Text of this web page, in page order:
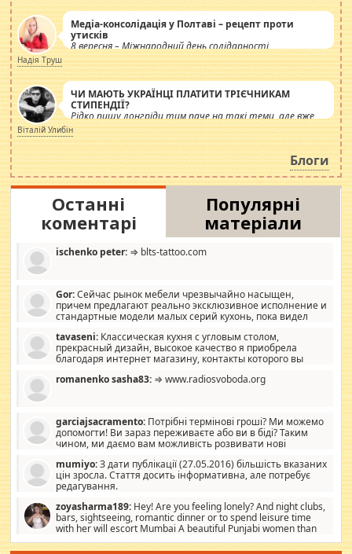
Медіа-консолідація у Полтаві – рецепт проти
утисків
8 вересня – Міжнародний день солідарності
журналістів.
Надія Труш
ЧИ МАЮТЬ УКРАЇНЦІ ПЛАТИТИ ТРІЄЧНИКАМ
СТИПЕНДІЇ?
Рідко пишу лонгріди тим паче на такі теми, але вже
просто дістало! Обурюють сьогоднішні інсенуації
навколо стипендіального питання. Штучно
роздувається ще одна соціальна катастрофа.
Віталій Улибін
Блоги
Останні
коментарі
Популярні
матеріали
ischenko peter: ⇒ blts-tattoo.com
Gor:Сейчас рынок мебели чрезвычайно насыщен,
причем предлагают реально эксклюзивное исполнение и
стандартные модели малых серий кухонь, пока видел
стандартные формы, в MebelOk, креативненько и что главное -
со вкусом все в порядке, без ненужных наворотов удорожающих
мебель, а это не последний фактор.
tavaseni: Классическая кухня с угловым столом,
прекрасный дизайн, высокое качество я приобрела
благодаря интернет магазину, контакты которого вы
romanenko sasha83: ⇒ www.radiosvoboda.org
garciajsacramento: Потрібні термінові гроші? Ми можемо
допомогти! Ви зараз переживаєте або ви в біді? Таким
чином, ми даємо вам можливість розвивати нові
допомагати людям, які намагаються дати їм шанс. Кожен
заслуговує на другий шанс, і, оскільки влада не зможе, вони
повинні приймати від інших. Для нас нема багато суми, і зрілість
витрат, а тільки узгоджених сум і нічого іншого. Не чекайте і не
коментуйте цей пост. Введіть суму, яку ви хочете подати, і ми
зв'яжемося з вами з усіма варіантами. зв'яжіться з нами
сьогодні на garciajsacramento@gmail.com Вам потрібні термінові
mumiyo:З дати публікації (27.05.2016) більшість вказаних
цін зросла. Стаття досить інформативна, але потребує
редагування.
zoyasharma189: Hey! Are you feeling lonely? And night clubs,
bars, sightseeing, romantic dinner or to spend leisure time
with her will escort Mumbai A beautiful Punjabi women than
sexy escort companion in arms that you guys feel like 5 star luxury
hotel had to spend the night in their search for loved solitaire free